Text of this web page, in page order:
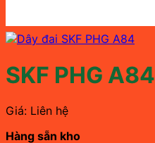
SKF PHG A84
Giá: Liên hệ
Hàng sẵn kho